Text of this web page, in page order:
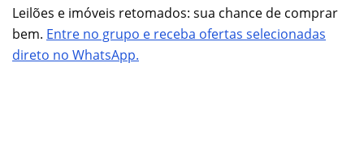
Leilões e imóveis retomados: sua chance de comprar
bem. Entre no grupo e receba ofertas selecionadas
direto no WhatsApp.